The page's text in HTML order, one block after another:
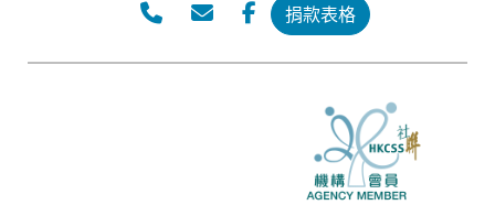
捐款表格